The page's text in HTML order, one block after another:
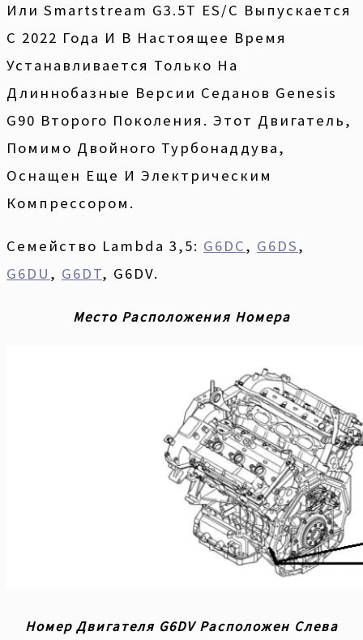
Или Smartstream G3.5T ES/C Выпускается
С 2022 Года И В Настоящее Время
Устанавливается Только На
Длиннобазные Версии Седанов Genesis
G90 Второго Поколения. Этот Двигатель,
Помимо Двойного Турбонаддува,
Оснащен Еще И Электрическим
Компрессором.
Семейство Lambda 3,5: G6DC, G6DS,
G6DU , G6DT, G6DV.
Место Расположения Номера
Номер Двигателя G6DV Расположен Слева